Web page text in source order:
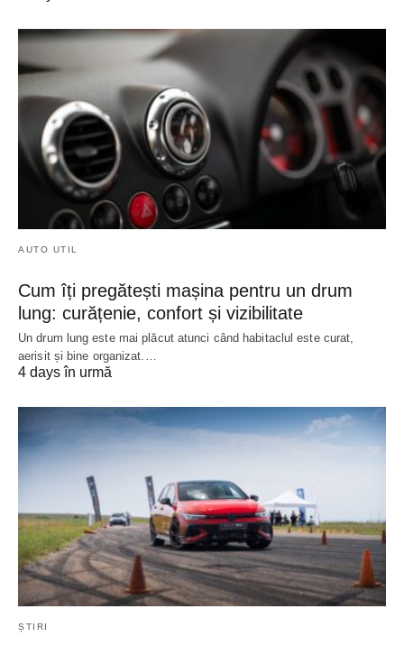
AUTO UTIL
Cum îți pregătești mașina pentru un drum
lung: curățenie, confort și vizibilitate
Un drum lung este mai plăcut atunci când habitaclul este curat,
aerisit și bine organizat.…
4 days în urmă
ȘTIRI